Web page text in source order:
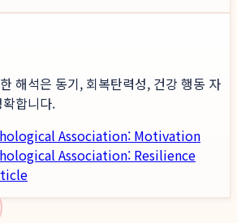
해석은 동기, 회복탄력성, 건강 행동 자
합니다.
Association: Motivation
Association: Resilience